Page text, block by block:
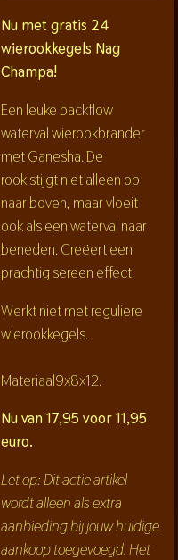
Nu met gratis 24
wierookkegels Nag
Champa!
Een leuke backflow
waterval wierookbrander
met Ganesha. De
rook stijgt niet alleen op
naar boven, maar vloeit
ook als een waterval naar
beneden. Creëert een
prachtig sereen effect.
Werkt niet met reguliere
wierookkegels.
Materiaal9x8x12.
Nu van 17,95 voor 11,95
euro.
Let op: Dit actie artikel
wordt alleen als extra
aanbieding bij jouw huidige
aankoop toegevoegd. Het